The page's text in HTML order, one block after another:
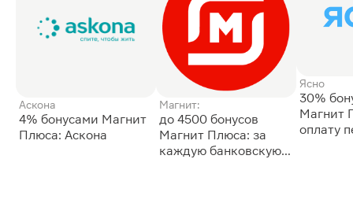
Аскона
4% бонусами Магнит
Плюса: Аскона
Магнит:
до 4500 бонусов
Магнит Плюса: за
каждую банковскую
Ясно
30%
Магнит
оплату